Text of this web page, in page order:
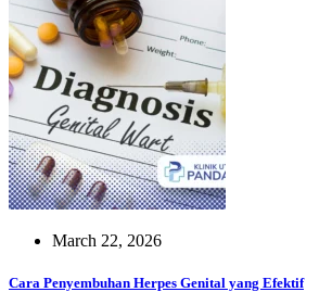
March 22, 2026
Cara Penyembuhan Herpes Genital yang Efektif